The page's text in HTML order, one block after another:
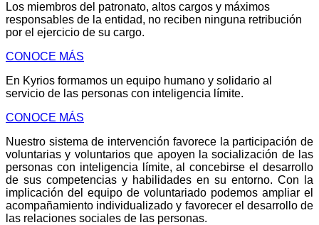
Los miembros del patronato, altos cargos y máximos
responsables de la entidad, no reciben ninguna retribución
por el ejercicio de su cargo.
CONOCE MÁS
En Kyrios formamos un equipo humano y solidario al
servicio de las personas con inteligencia límite.
CONOCE MÁS
Nuestro sistema de intervención favorece la participación de
voluntarias y voluntarios que apoyen la socialización de las
personas con inteligencia límite, al concebirse el desarrollo
de sus competencias y habilidades en su entorno. Con la
implicación del equipo de voluntariado podemos ampliar el
acompañamiento individualizado y favorecer el desarrollo de
las relaciones sociales de las personas.